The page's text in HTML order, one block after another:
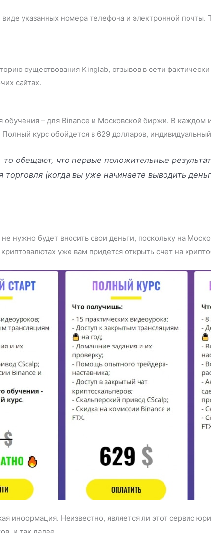
указанных номера телефона и электронной
существования Kinglab, отзывов в сети
сайтах.
обучения – для Binance и Московской биржи. В каждом
курс обойдется в 629 долларов,
то обещают, что первые положительные
торговля (когда вы уже начинаете выводить
нужно будет вносить свои деньги, поскольку на
уже вам придется открыть счет на
информация. Неизвестно, является ли этот сервис
и так далее.